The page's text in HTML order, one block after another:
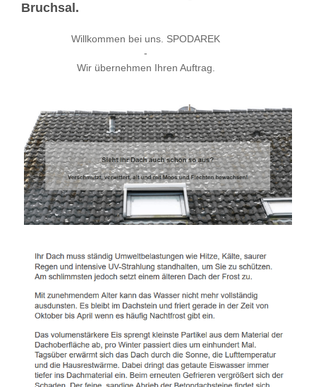
Bruchsal.
Willkommen bei uns. SPODAREK
-
Wir übernehmen Ihren Auftrag.